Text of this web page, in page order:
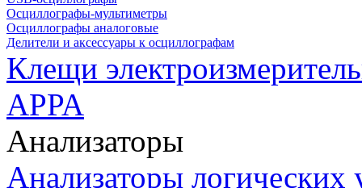
Осциллографы-мультиметры
Осциллографы аналоговые
Делители и аксессуары к осциллографам
Клещи
APPA
Анализаторы
Анализаторы логических